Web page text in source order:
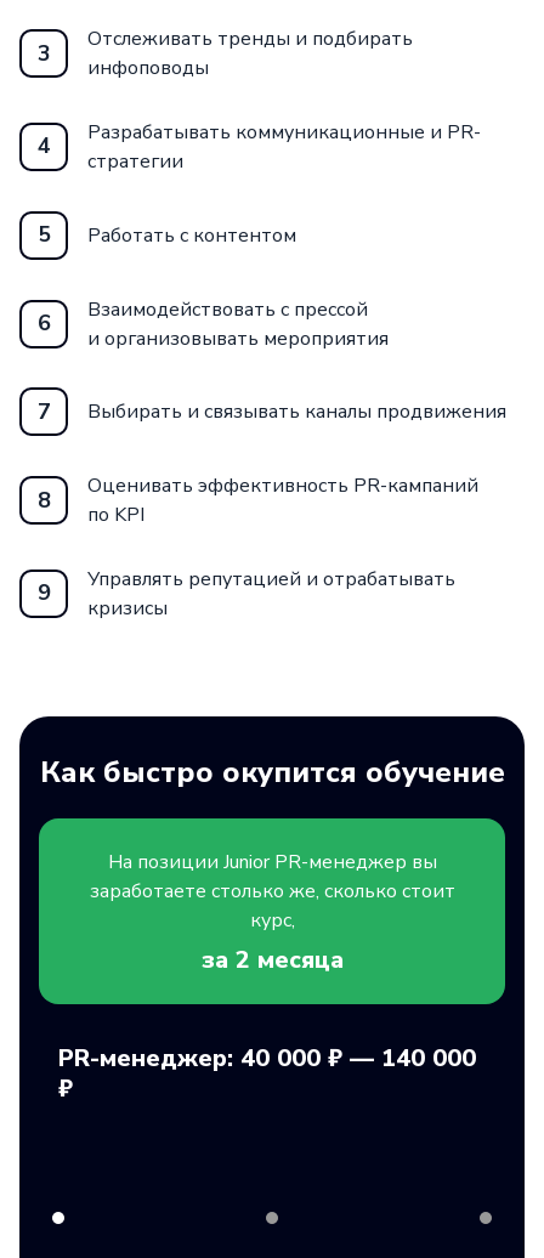
3
Отслеживать тренды и подбирать
инфоповоды
4
Разрабатывать коммуникационные и PR-
стратегии
5 Работать с контентом
6
Взаимодействовать с прессой
и организовывать мероприятия
7 Выбирать и связывать каналы продвижения
8
Оценивать эффективность PR-кампаний
по KPI
9
Управлять репутацией и отрабатывать
кризисы
Как быстро окупится обучение
На позиции JuniorPR-менеджер вы
заработаете столько же, сколько стоит
курс,
за 2 месяца
PR-менеджер: 40 000 ₽ — 140 000
₽